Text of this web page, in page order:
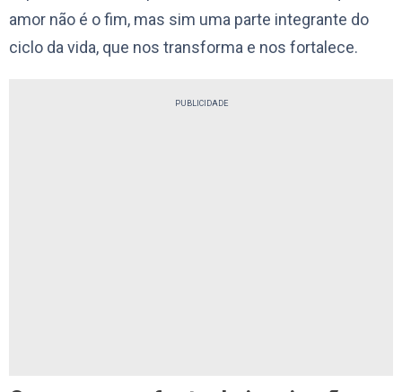
amor não é o fim, mas sim uma parte integrante do
ciclo da vida, que nos transforma e nos fortalece.
PUBLICIDADE